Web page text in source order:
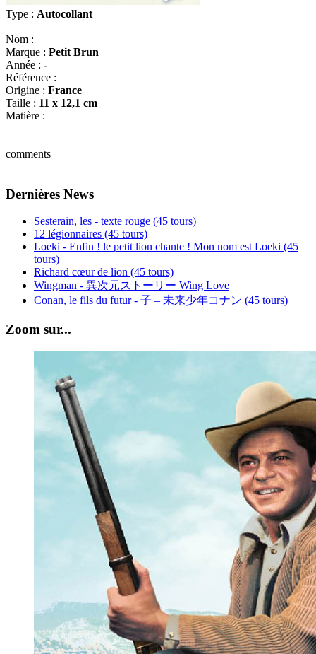
Type : Autocollant
Nom :
Marque : Petit Brun
Année : -
Référence :
Origine : France
Taille : 11 x 12,1 cm
Matière :
comments
Dernières News
Sesterain, les - texte rouge (45 tours)
12 légionnaires (45 tours)
Loeki - Enfin ! le petit lion chante ! Mon nom est Loeki (45
tours)
Richard cœur de lion (45 tours)
Wingman - 異次元ストーリー Wing Love
Conan, le fils du futur - 子 – 未来少年コナン (45 tours)
Zoom sur...